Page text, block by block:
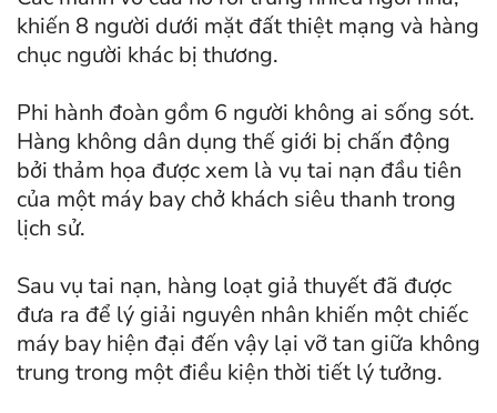
khiến 8 người dưới mặt đất thiệt mạng và hàng
chục người khác bị thương.
Phi hành đoàn gồm 6 người không ai sống sót.
Hàng không dân dụng thế giới bị chấn động
bởi thảm họa được xem là vụ tai nạn đầu tiên
của một máy bay chở khách siêu thanh trong
lịch sử.
Sau vụ tai nạn, hàng loạt giả thuyết đã được
đưa ra để lý giải nguyên nhân khiến một chiếc
máy bay hiện đại đến vậy lại vỡ tan giữa không
trung trong một điều kiện thời tiết lý tưởng.